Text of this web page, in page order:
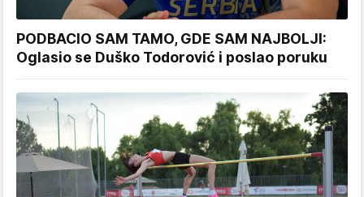
PODBACIO SAM TAMO, GDE SAM NAJBOLJI:
Oglasio se Duško Todorović i poslao poruku